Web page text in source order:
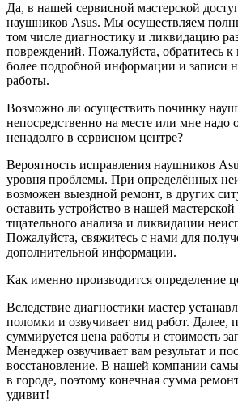
Да, в нашей сервисной мастерской
наушников Asus. Мы осуществляем
том числе диагностику и ликвидацию
повреждений. Пожалуйста, обратитесь к
более подробной информации и записи
работы.
Возможно ли осуществить починку
непосредственно на месте или мне надо
ненадолго в сервисном центре?
Вероятность исправления наушников
уровня проблемы. При определённых
возможен выездной ремонт, в других
оставить устройство в нашей мастерской
тщательного анализа и ликвидации
Пожалуйста, свяжитесь с нами для
дополнительной информации.
Как именно производится определение
Вследствие диагностики мастер
поломки и озвучивает вид работ. Далее,
суммируется цена работы и стоимость
Менеджер озвучивает вам результат и
восстановление. В нашей компании
в городе, поэтому конечная сумма
удивит!